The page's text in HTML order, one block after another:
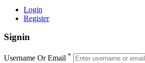
Login
Register
Signin
Username Or Email *